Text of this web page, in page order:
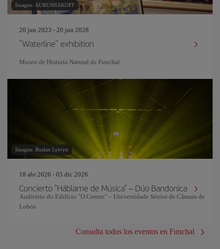
Imagen: AURUSHAKOFF
20 jun 2023 - 20 jun 2028
“Waterline” exhibition
Museo de Historia Natural de Funchal
Imagen: Ruslan Lytvyn
18 abr 2026 - 05 dic 2026
Concierto "Háblame de Música" – Dúo Bandonica
Auditório do Edifício "O Centro" – Universidade Sénior de Câmara de
Lobos
Consulta todos los eventos en Funchal